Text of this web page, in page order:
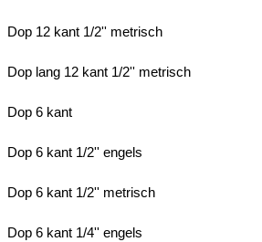
Dop 12 kant 1/2'' metrisch
Dop lang 12 kant 1/2'' metrisch
Dop 6 kant
Dop 6 kant 1/2'' engels
Dop 6 kant 1/2'' metrisch
Dop 6 kant 1/4'' engels